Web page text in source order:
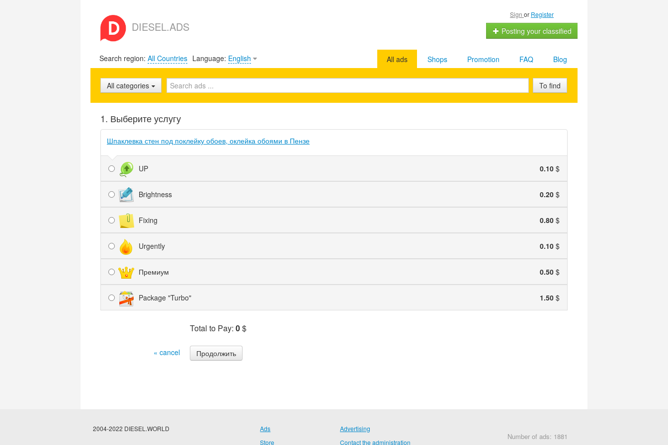
DIESEL.ADS
Sign or Register
Posting your classified
Search region: All Countries Language: English Blog
FAQ
Promotion
Shops
All ads
All categories To find
1. Выберите услугу
Шпаклевка стен под поклейку обоев, оклейка обоями в Пензе
UP 0.10 $
Brightness 0.20 $
Fixing 0.80 $
Urgently 0.10 $
Премиум 0.50 $
Package "Turbo" 1.50 $
Total to Pay: 0$
« cancel
2004-2022 DIESEL.WORLD
Ads
Store
Advertising
Contact the administration
Number of ads: 1881